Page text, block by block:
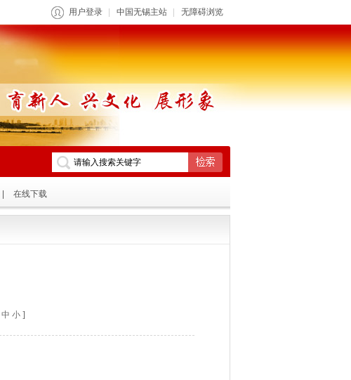
用户登录 中国无锡主站 无障碍浏览
在线下载
中 小]